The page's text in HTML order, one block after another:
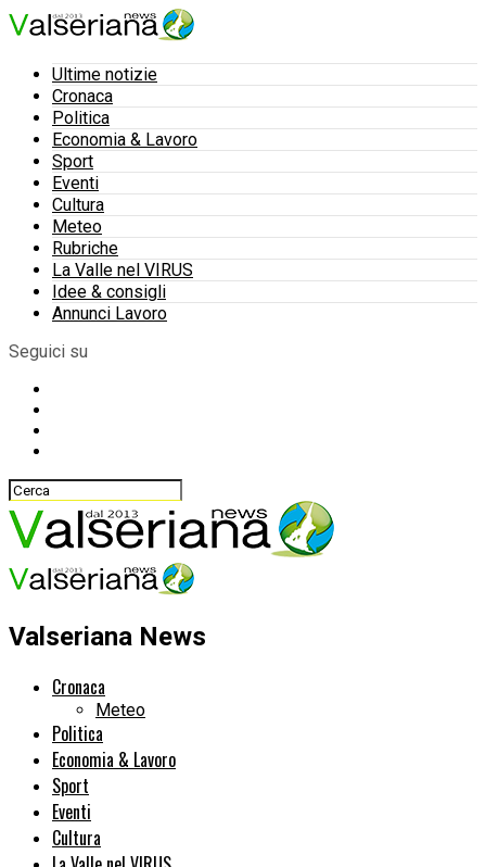
Ultime notizie
Cronaca
Politica
Economia & Lavoro
Sport
Eventi
Cultura
Meteo
Rubriche
La Valle nel VIRUS
Idee & consigli
Annunci Lavoro
Seguici su
Valseriana News
Cronaca
Meteo
Politica
Economia & Lavoro
Sport
Eventi
Cultura